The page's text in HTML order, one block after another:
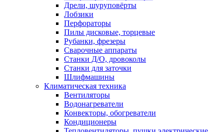
Дрели, шуруповёрты
Лобзики
Перфораторы
Пилы дисковые, торцевые
Рубанки, фрезеры
Сварочные аппараты
Станки Д/О, дровоколы
Станки для заточки
Шлифмашины
Климатическая техника
Вентиляторы
Водонагреватели
Конвекторы, обогреватели
Кондиционеры